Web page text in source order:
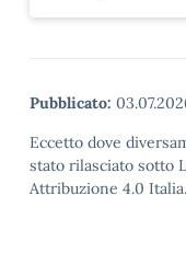
Pubblicato:
Eccetto dove
stato rilasciato sotto
Attribuzione 4.0 Italia.